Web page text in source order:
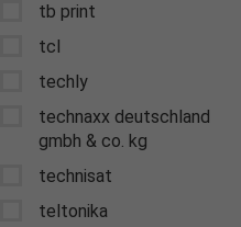
tb print
tcl
techly
technaxx deutschland
gmbh & co. kg
technisat
teltonika